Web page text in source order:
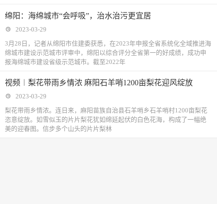
绵阳：海绵城市“会呼吸”，治水治污更宜居
2023-03-29
3月28日，记者从绵阳市住建委获悉，在2023年申报全省系统化全域推进海
绵城市建设示范城市评审中，绵阳以综合评分全省第一的好成绩，成功申
报海绵城市建设省级示范城市。截至2022年
视频︱梨花带雨乡情浓 麻阳石羊哨1200亩梨花迎风绽放
2023-03-29
梨花带雨乡情浓。连日来，麻阳苗族自治县石羊哨乡石羊哨村1200亩梨花
恣意绽放。如雪似玉的片片梨花犹如绵延起伏的白色花海，构成了一幅绝
美的迎春图。信步多个山头的片片梨林